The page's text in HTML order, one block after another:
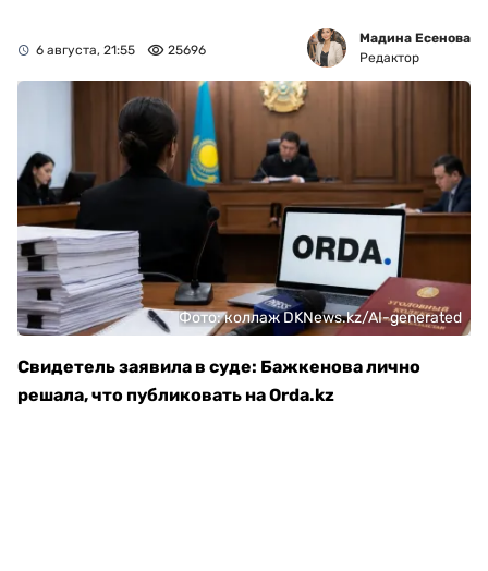
6 августа, 21:55 25696
Мадина Есенова
Редактор
Фото: коллаж DKNews.kz/AI-generated
Свидетель заявила в суде: Бажкенова лично
решала, что публиковать на Orda.kz